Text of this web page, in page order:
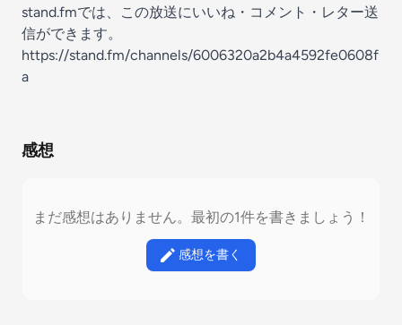
stand.fmでは、この放送にいいね・コメント・レター送
信ができます。
https://stand.fm/channels/6006320a2b4a4592fe0608f
a
感想
まだ感想はありません。最初の1件を書きましょう！
感想を書く